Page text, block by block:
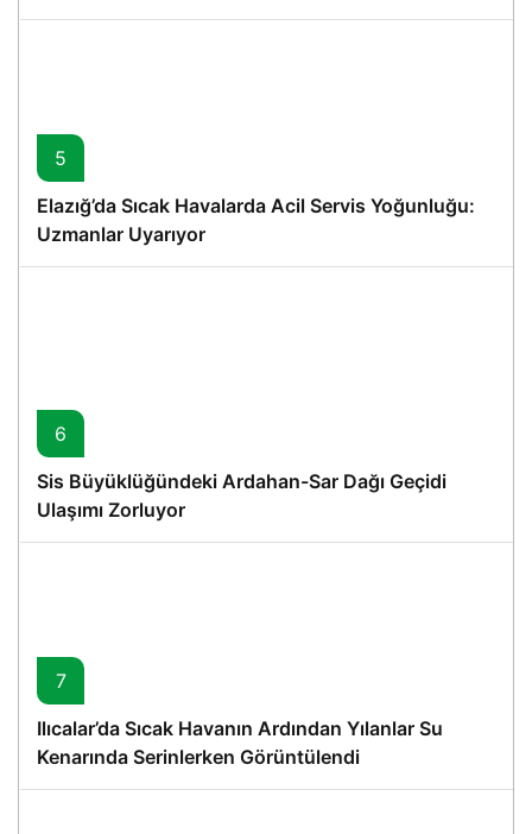
5
Elazığ’da Sıcak Havalarda Acil Servis Yoğunluğu:
Uzmanlar Uyarıyor
6
Sis Büyüklüğündeki Ardahan-Sar Dağı Geçidi
Ulaşımı Zorluyor
7
Ilıcalar’da Sıcak Havanın Ardından Yılanlar Su
Kenarında Serinlerken Görüntülendi